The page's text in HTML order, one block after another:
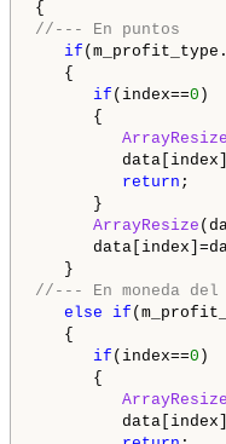
//--- En puntos
if
{
if (index==0 )
{
ArrayResize
return ;
}
ArrayResize
//--- En moneda del
else
if
{
if (index==0 )
{
ArrayResize